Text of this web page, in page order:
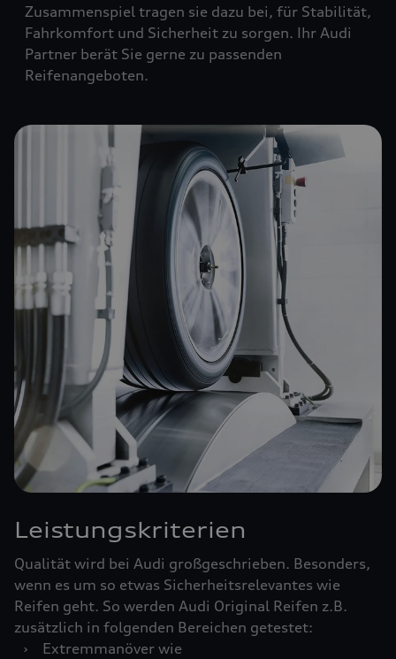
Zusammenspiel tragen sie dazu bei, für Stabilität,
Fahrkomfort und Sicherheit zu sorgen. Ihr Audi
Partner berät Sie gerne zu passenden
Reifenangeboten.
Leistungskriterien
Qualität wird bei Audi großgeschrieben. Besonders,
wenn es um so etwas Sicherheitsrelevantes wie
Reifen geht. So werden Audi Original Reifen z.B.
zusätzlich in folgenden Bereichen getestet:
›
Extremmanöver wie